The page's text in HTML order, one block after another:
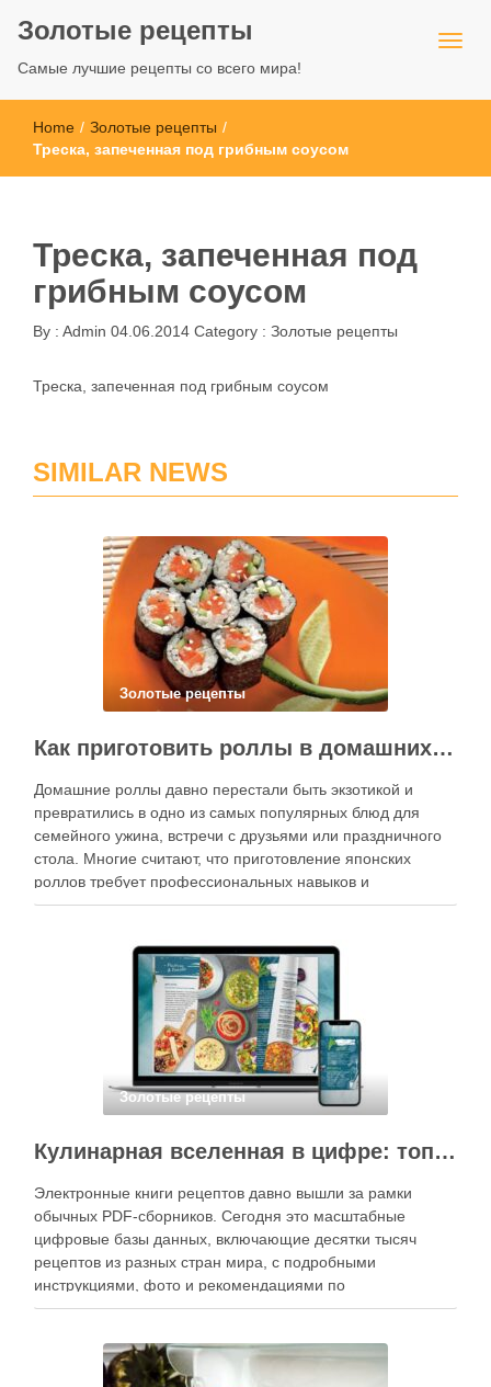
Золотые рецепты
Самые лучшие рецепты со всего мира!
Home / Золотые рецепты /
Треска, запеченная под грибным соусом
Треска, запеченная под
грибным соусом
By : Admin 04.06.2014 Category : Золотые рецепты
Треска, запеченная под грибным соусом
SIMILAR NEWS
Золотые рецепты
Как приготовить роллы в домашних условиях?
Домашние роллы давно перестали быть экзотикой и
превратились в одно из самых популярных блюд для
семейного ужина, встречи с друзьями или праздничного
стола. Многие считают, что приготовление японских
роллов требует профессиональных навыков и
специального оборудования, однако на практике сделать
кухне. Главное — …
Золотые рецепты
Кулинарная вселенная в цифре: топ-3 самых больших электронных книг рецептов
Электронные книги рецептов давно вышли за рамки
обычных PDF-сборников. Сегодня это масштабные
цифровые базы данных, включающие десятки тысяч
рецептов из разных стран мира, с подробными
инструкциями, фото и рекомендациями по
приготовлению. В отличие от печатных изданий,
контент, расширять коллекции блюд и добавлять новые
функции. Ниже …